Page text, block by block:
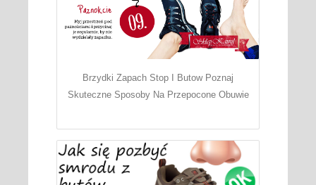
Brzydki Zapach Stop I Butow Poznaj
Skuteczne Sposoby Na Przepocone Obuwie